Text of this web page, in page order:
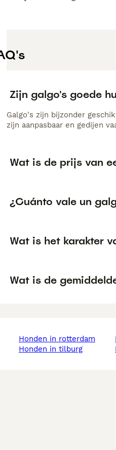
Zijn galgo's goede
Galgo's zijn bijzonder
zijn aanpasbaar en gedijen
Wat is de prijs van
¿Cuánto vale un
Wat is het karakter
Wat is de
honden in rotterdam
honden in tilburg